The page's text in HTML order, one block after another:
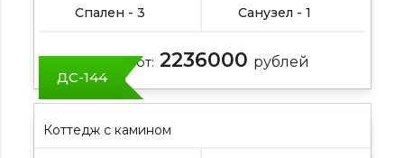
Спален - 3 Санузел - 1
Цена от: 2236000 рублей
ДС-144
Коттедж с камином